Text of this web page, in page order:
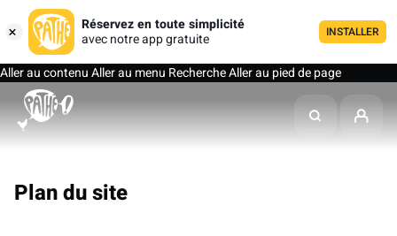
Réservez en toute simplicité
avec notre app gratuite
INSTALLER
Aller au contenuAller au menu RechercheAller au pied de page
Plan du site